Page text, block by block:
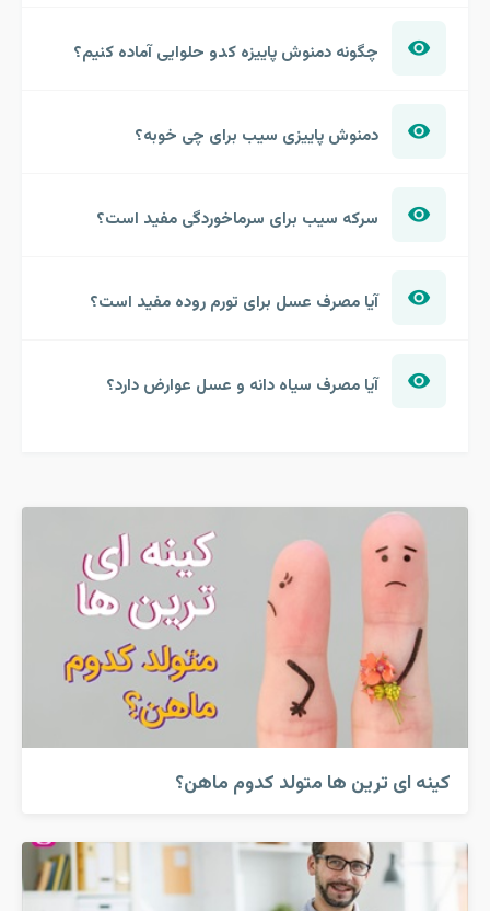
چگونه دمنوش پاییزه کدو حلوایی آماده کنیم؟
دمنوش پاییزی سیب برای چی خوبه؟
سرکه سیب برای سرماخوردگی مفید است؟
آیا مصرف عسل برای تورم روده مفید است؟
آیا مصرف سیاه دانه و عسل عوارض دارد؟
کینه ای ترین ها متولد کدوم ماهن؟